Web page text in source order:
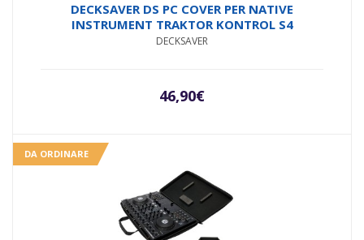
DECKSAVER DS PC COVER PER NATIVE
INSTRUMENT TRAKTOR KONTROL S4
DECKSAVER
46,90€
DA ORDINARE